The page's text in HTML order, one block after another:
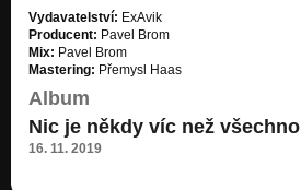
Panenky
ZTRACEN 2013
Budeš potřebovat suřík
ZTRACEN 2013
Ztracen
ZTRACEN 2013
Vydavatelství: ExAvik
Producent: Pavel Brom
Mix: Pavel Brom
Mastering: Přemysl Haas
Album
Nic je někdy víc než všechno
16. 11. 2019